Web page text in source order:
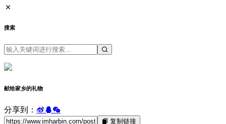
搜索
献给家乡的礼物
分享到：
复制链接